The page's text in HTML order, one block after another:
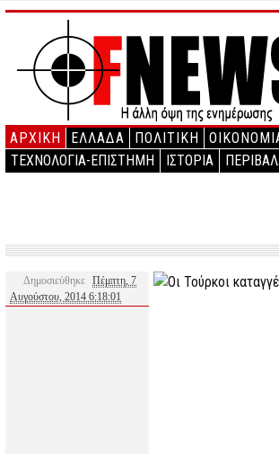
ΑΡΧΙΚΉ ΕΛΛΑΔΑ ΠΟΛΙΤΙΚΗ
ΤΕΧΝΟΛΟΓΙΑ-ΕΠΙΣΤΗΜΗ
ΙΣΤΟΡΙΑ
Δημοσιεύθηκε Πέμπτη, 7
Αυγούστου, 2014 6:18:01